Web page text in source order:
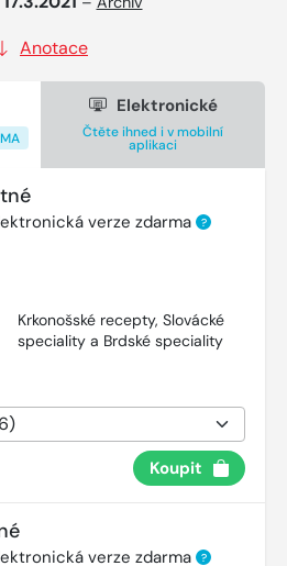
Anotace
Elektronické
Čtěte ihned i v mobilní
aplikaci
verze zdarma ?
Krkonošské recepty, Slovácké
speciality a Brdské speciality
Koupit
verze zdarma ?